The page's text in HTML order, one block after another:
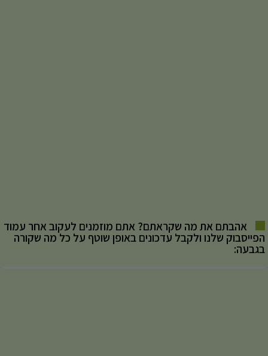
אהבתם את מה שקראתם? אתם מוזמנים לעקוב אחר עמוד
הפייסבוק שלנו ולקבל עדכונים באופן שוטף על כל מה שקורה
בגבעה: